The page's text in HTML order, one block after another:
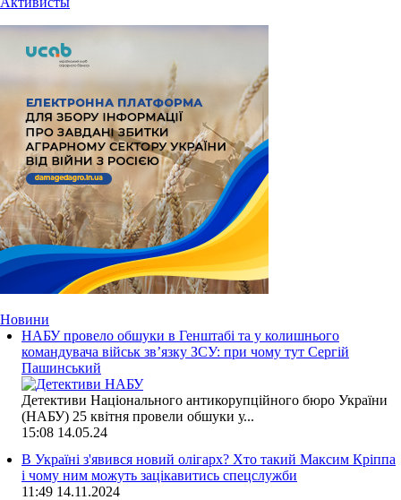
Новини
НАБУ провело обшуки в Генштабі та у колишнього
командувача військ зв’язку ЗСУ: при чому тут Сергій
Пашинський
Детективи Національного антикорупційного бюро України
(НАБУ) 25 квітня провели обшуки у...
15:08 14.05.24
В Україні з'явився новий олігарх? Хто такий Максим Кріппа
і чому ним можуть зацікавитись спецслужби
11:49 14.11.2024